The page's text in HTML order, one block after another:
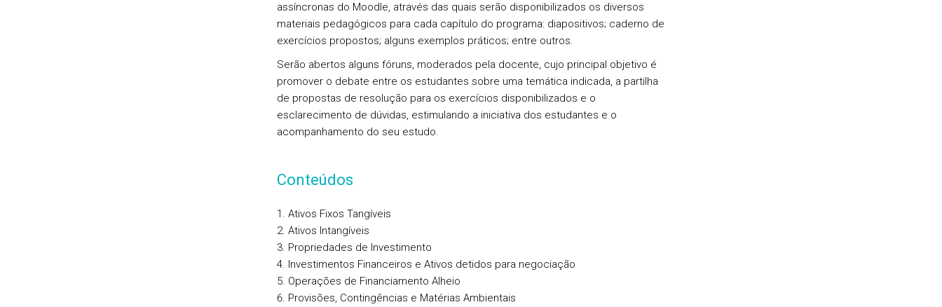
assíncronas do Moodle, através das quais serão disponibilizados os diversos
materiais pedagógicos para cada capítulo do programa: diapositivos; caderno de
exercícios propostos; alguns exemplos práticos; entre outros.
Serão abertos alguns fóruns, moderados pela docente, cujo principal objetivo é
promover o debate entre os estudantes sobre uma temática indicada, a partilha
de propostas de resolução para os exercícios disponibilizados e o
esclarecimento de dúvidas, estimulando a iniciativa dos estudantes e o
acompanhamento do seu estudo.
Conteúdos
Ativos Fixos Tangíveis
Ativos Intangíveis
Propriedades de Investimento
Investimentos Financeiros e Ativos detidos para negociação
Operações de Financiamento Alheio
Provisões, Contingências e Matérias Ambientais